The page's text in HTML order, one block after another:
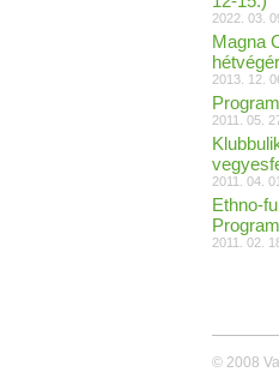
2022. 03.
Magna
2013. 12.
2011. 05.
2011. 04.
Ethno-
2011. 02.
© 2008